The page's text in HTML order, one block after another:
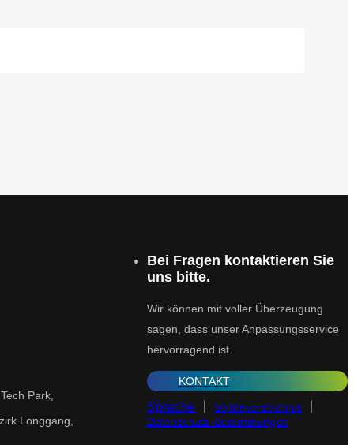
Park,
Longgang,
Bei Fragen kontaktieren Sie
uns bitte.
Wir können mit voller Überzeugung
sagen, dass unser Anpassungsservice
hervorragend ist.
KONTAKT
Sprache
Seitenverzeichnis
Datenschutz-Bestimmungen